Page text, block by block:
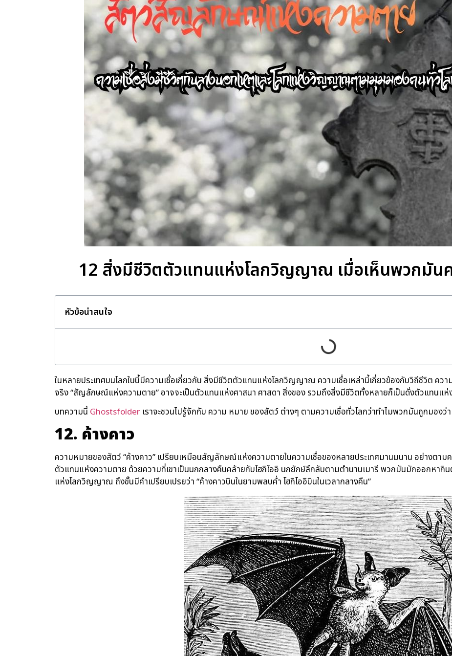
12 สิ่งมีชีวิตตัวแทนแห่งโลกวิญญาณ เมื่อเห็นพวกมันค
หัวข้อน่าสนใจ
ในหลายประเทศบนโลกใบนี้มีความเชื่อเกี่ยวกับ สิ่งมีชีวิตตัวแทนแห่งโลกวิญญาณ ความเชื่อเหล่านี้เกี่ยวข้องกับวิถีชีวิต ควา
จริง “สัญลักษณ์แห่งความตาย” อาจจะเป็นตัวแทนแห่งศาสนา ศาสดา สิ่งของ รวมถึงสิ่งมีชีวิตทั้งหลายก็เป็นดั่งตัวแ
บทความนี้Ghostsfolder เราจะชวนไปรู้จักกับ ความ หมาย ของสัตว์ ต่างๆ ตามความเชื่อทั่วโลกว่าทำไมพวกมันถูกมอ
12. ค้างคาว
ความหมายของสัตว์ “ค้างคาว” เปรียบเหมือนสัญลักษณ์แห่งความตายในความเชื่อของหลายประเทศมานมนาน อย่างตามค
ตัวแทนแห่งความตาย ด้วยความที่เขาเป็นนกกลางคืนคล้ายกับโฮกิโออิ นกยักษ์ลึกลับตามตำนานเมารี พวกมันมักออกหา
แห่งโลกวิญญาณ ถึงขั้นมีคำเปรียบเปรยว่า “ค้างคาวบินในยามพลบค่ำ โฮกิโออิบินในเวลากลางคืน”